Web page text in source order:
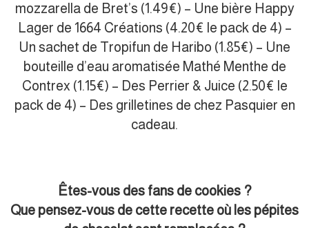
mozzarella de Bret’s (1.49€) – Une bière Happy
Lager de 1664 Créations (4.20€ le pack de 4) –
Un sachet de Tropifun de Haribo (1.85€) – Une
bouteille d’eau aromatisée Mathé Menthe de
Contrex (1.15€) – Des Perrier & Juice (2.50€ le
pack de 4) – Des grilletines de chez Pasquier en
cadeau.
Êtes-vous des fans de cookies ?
Que pensez-vous de cette recette où les pépites